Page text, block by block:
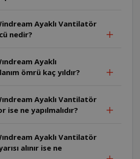
Ayaklı Vantilatör
nedir?
Ayaklı
ömrü kaç yıldır?
Ayaklı Vantilatör
ise ne yapılmalıdır?
Ayaklı Vantilatör
alınır ise ne